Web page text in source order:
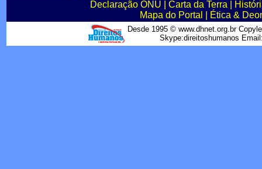
Declaração ONU
Carta da Terra
Mapa do Portal
Ética &
Desde 1995 © www.dhnet.org.br
Skype:direitoshumanos